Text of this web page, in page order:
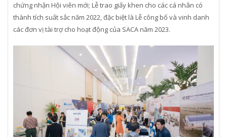
chứng nhận Hội viên mới; Lễ trao giấy khen cho các cá nhân có
thành tích suất sắc năm 2022, đặc biệt là Lễ công bố và vinh danh
các đơn vị tài trợ cho hoạt động của SACA năm 2023.